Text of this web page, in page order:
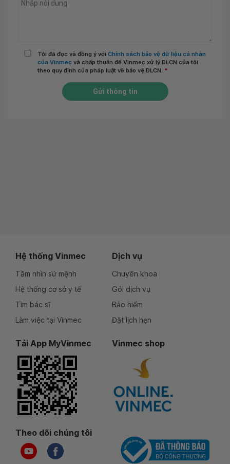
Tôi đã đọc và đồng ý với Chính sách bảo vệ dữ liệu cá nhân
của Vinmec và chấp thuận để Vinmec xử lý DLCN của tôi
theo quy định của pháp luật về bảo vệ DLCN. *
Gửi thông tin
Hệ thống Vinmec
Tầm nhìn sứ mệnh
Hệ thống cơ sở y tế
Tìm bác sĩ
Làm việc tại Vinmec
Dịch vụ
Chuyên khoa
Gói dịch vụ
Bảo hiểm
Đặt lịch hẹn
Tải App MyVinmec Vinmec shop
Theo dõi chúng tôi